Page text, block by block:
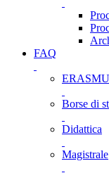
FAQ
Borse di
Didattica
Magistrale